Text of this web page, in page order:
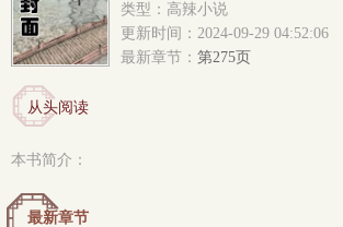
类型：高辣小说
更新时间：2024-09-29 04:52:06
最新章节： 第275页
从头阅读
本书简介：
最新章节